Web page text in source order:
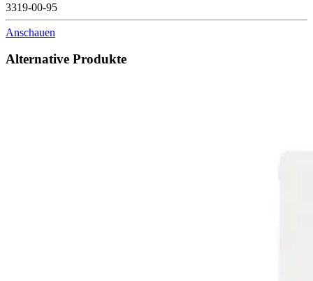
3319-00-95
Anschauen
Alternative Produkte